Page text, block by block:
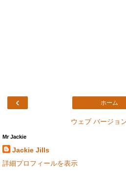
‹ ホーム
ウェブ バージョ
Mr Jackie
Jackie Jills
詳細プロフィールを表示